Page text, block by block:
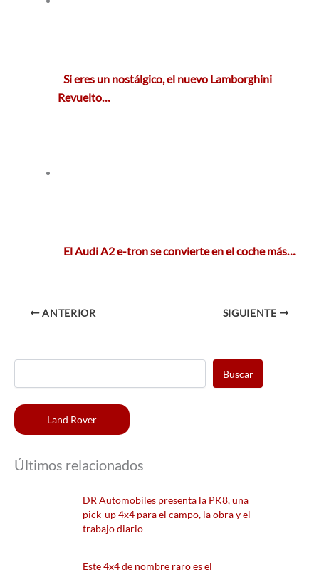
Si eres un nostálgico, el nuevo Lamborghini
Revuelto…
El Audi A2 e-tron se convierte en el coche más…
ANTERIOR SIGUIENTE
Buscar
Land Rover
Últimos relacionados
DR Automobiles presenta la PK8, una
pick-up 4x4 para el campo, la obra y el
trabajo diario
Este 4x4 de nombre raro es el